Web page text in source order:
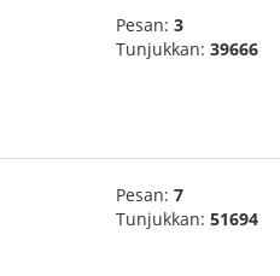
Pesan: 3
Tunjukkan: 39666
Pesan: 7
Tunjukkan: 51694